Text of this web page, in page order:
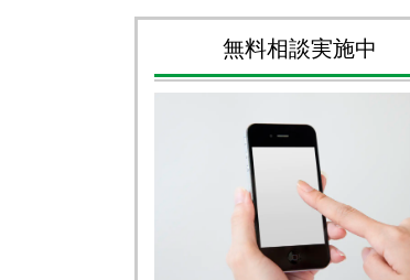
無料相談実施中